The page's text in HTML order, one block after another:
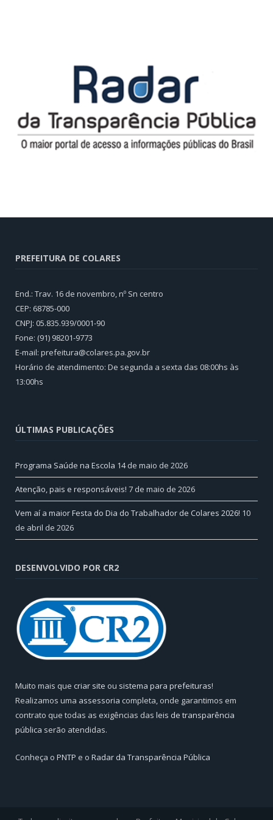
PREFEITURA DE COLARES
End.: Trav. 16 de novembro, nº Sn centro
CEP: 68785-000
CNPJ: 05.835.939/0001-90
Fone: (91) 98201-9773
E-mail: prefeitura@colares.pa.gov.br
Horário de atendimento: De segunda a sexta das 08:00hs às
13:00hs
ÚLTIMAS PUBLICAÇÕES
Programa Saúde na Escola 14 de maio de 2026
Atenção, pais e responsáveis! 7 de maio de 2026
Vem aí a maior Festa do Dia do Trabalhador de Colares 2026! 10
de abril de 2026
DESENVOLVIDO POR CR2
Muito mais que criar site ou sistema para prefeituras!
Realizamos uma assessoria completa, onde garantimos em
contrato que todas as exigências das leis de transparência
pública serão atendidas.
Conheça o PNTP e o Radar da Transparência Pública